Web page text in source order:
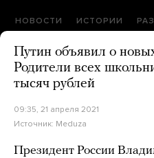
НОВОСТИ ИСТОРИИ
Путин объявил о
Родители всех
тысяч рублей
09:35, 21 апреля 2021
Источник: Meduza
Президент России